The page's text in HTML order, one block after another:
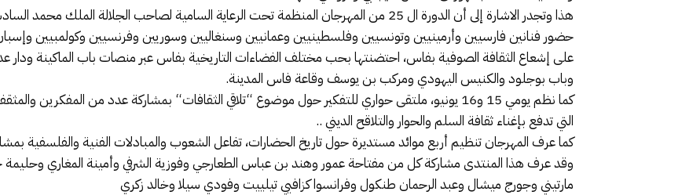
هذا وتجدر الاشارة إلى أن الدورة ال 25 من المهرجان المنظمة تحت الرعاية السامية لصاحب
حضور فنانين فارسيين وأرمينيين وتونسيين وفلسطينيين وعمانيين وسنغاليين وسوريين وفرنسيين وكولمبيين
على إشعاع الثقافة الصوفية بفاس، احتضنتها بحب مختلف الفضاءات التاريخية بفاس عبر منصات باب الماكينة ودار
وباب بوجلود والكنيس اليهودي ومركب بن يوسف وقاعة فاس المدينة.
كما نظم يومي 15 و16 يونيو، ملتقى حواري للتفكير حول موضوع “تلاقي الثقافات“ بمشاركة عدد من المفكرين
التي تدفع بإغناء ثقافة السلم والحوار والتلاقح الديني ..
كما عرف المهرجان تنظيم أربع موائد مستديرة حول تاريخ الحضارات، تفاعل الشعوب والمبادلات الفنية والفلسفية
وقد عرف هذا المنتدى مشاركة كل من مفتاحة عمور وهند بن عباس الطعارجي وفوزية الشرفي وأمينة المغاري
مارتيني وجورج ميشال وعبد الرحمان طنكول وفرانسوا كزافيي تيلييت وفودي سيلا وخالد زكري